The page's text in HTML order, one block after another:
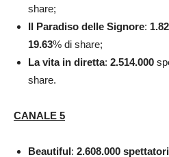
share;
Il Paradiso delle Signore:
19.63% di share;
La vita in diretta: 2.514.000
share.
CANALE 5
Beautiful: 2.608.000